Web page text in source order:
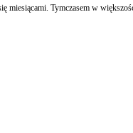
miesiącami. Tymczasem w